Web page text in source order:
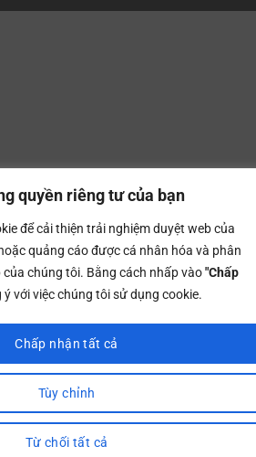
quyền riêng tư của bạn
để cải thiện trải nghiệm duyệt web của
quảng cáo được cá nhân hóa và phân
chúng tôi. Bằng cách nhấp vào"Chấp
ý với việc chúng tôi sử dụng cookie.
Tùy chỉnh
Từ chối tất cả
Chấp nhận tất cả